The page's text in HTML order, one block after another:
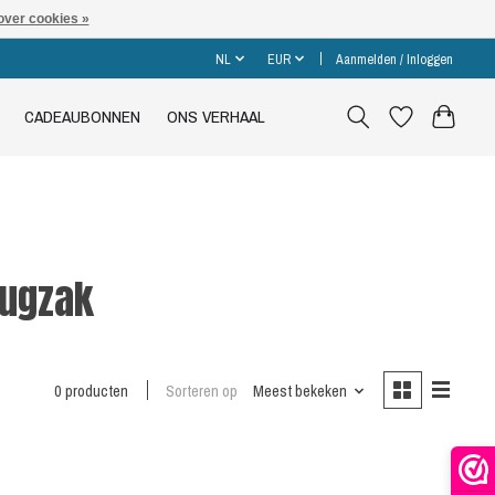
NL EUR Aanmelden / Inloggen
CADEAUBONNEN ONS VERHAAL
0 producten Sorteren op Meest bekeken
cookies »